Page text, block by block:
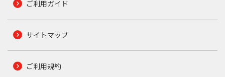
ご利用ガイド
サイトマップ
ご利用規約